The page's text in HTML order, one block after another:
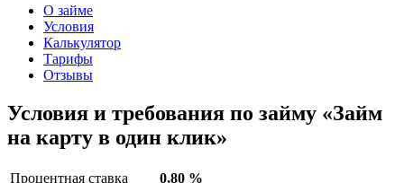
О займе
Условия
Калькулятор
Тарифы
Отзывы
Условия и требования по займу «Займ
на карту в один клик»
Процентная ставка
0,80 %